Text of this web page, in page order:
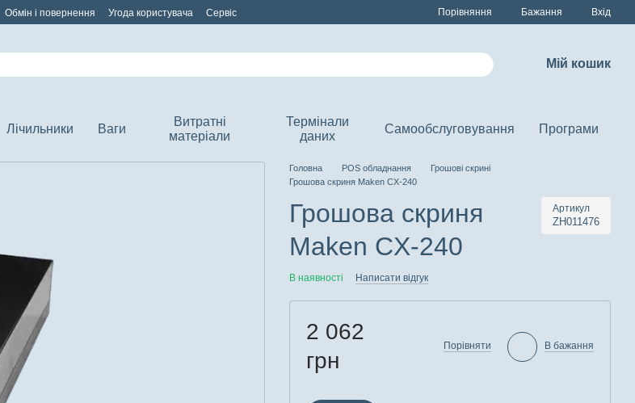
Обмін і повернення Угода користувача Сервіс Порівняння Бажання Вхід
Мій кошик
Лічильники Ваги
Витратні
матеріали
Термінали
даних
Самообслуговування Програми
Головна POS обладнання
Грошові скрині
Грошова скриня Maken CX-240
Грошова скриня
Maken CX-240
Артикул
ZH011476
В наявності Написати відгук
2 062
грн
Порівняти В бажання